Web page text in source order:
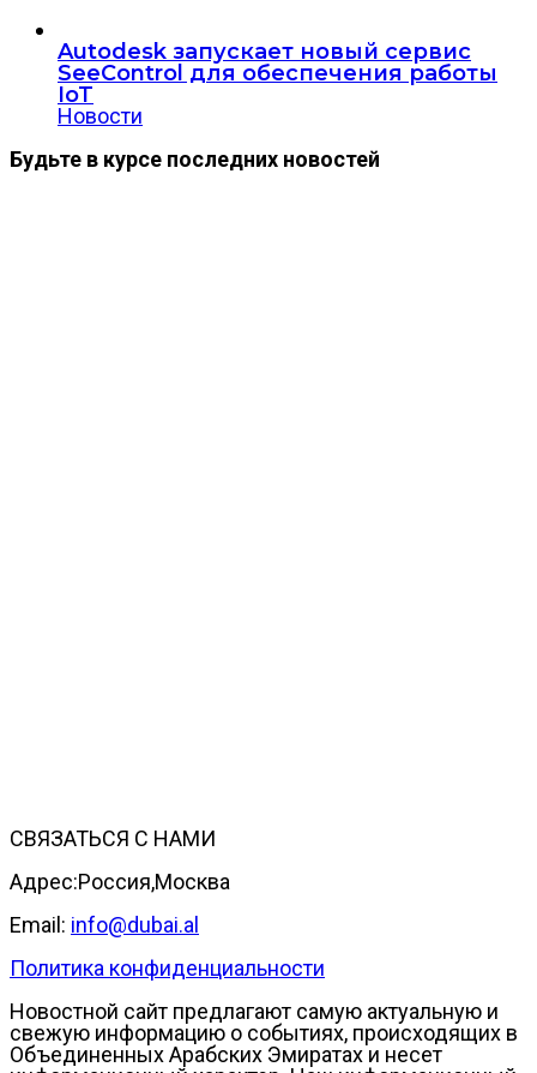
Autodesk запускает новый сервис
SeeControl для обеспечения работы
IoT
Новости
Будьте в курсе последних новостей
СВЯЗАТЬСЯ С НАМИ
Адрес:Россия,Москва
Email: info@dubai.al
Политика конфиденциальности
Новостной сайт предлагают самую актуальную и
свежую информацию о событиях, происходящих в
Объединенных Арабских Эмиратах и несет